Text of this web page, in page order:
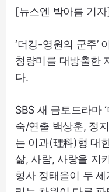
[뉴스엔 박아름 기
‘더킹-영원의 군주’
청량미를 대방출한
다.
SBS 새 금토드라마
숙/연출 백상훈, 정
는 이과(理科)형 대
삶, 사람, 사랑을 지
형사 정태을이 두